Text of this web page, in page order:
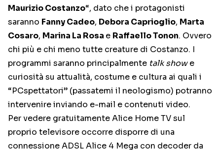
Maurizio Costanzo“, dato che i protagonisti
saranno Fanny Cadeo, Debora Caprioglio, Marta
Cosaro, Marina La Rosa e Raffaello Tonon. Ovvero
chi più e chi meno tutte creature di Costanzo. I
programmi saranno principalmente talk showe
curiosità su attualità, costume e cultura ai quali i
“PCspettatori” (passatemi il neologismo) potranno
intervenire inviando e-mail e contenuti video.
Per vedere gratuitamente Alice Home TV sul
proprio televisore occorre disporre di una
connessione ADSL Alice 4 Mega con decoder da